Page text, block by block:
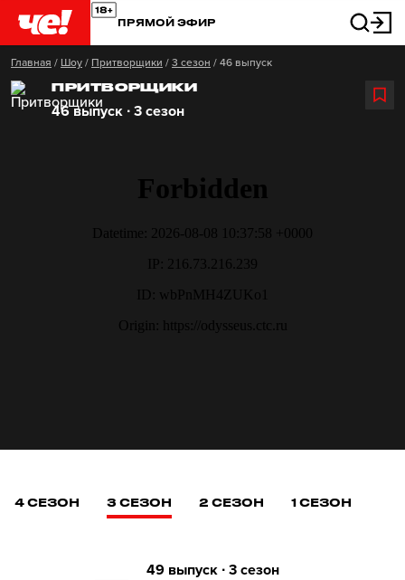
ПРЯМОЙ ЭФИР
Главная / Шоу / Притворщики / 3 сезон / 46 выпуск
ПРИТВОРЩИКИ
46 выпуск ∙ 3 сезон
4 СЕЗОН 3 СЕЗОН 2 СЕЗОН 1 СЕЗОН
49 выпуск ∙ 3 сезон